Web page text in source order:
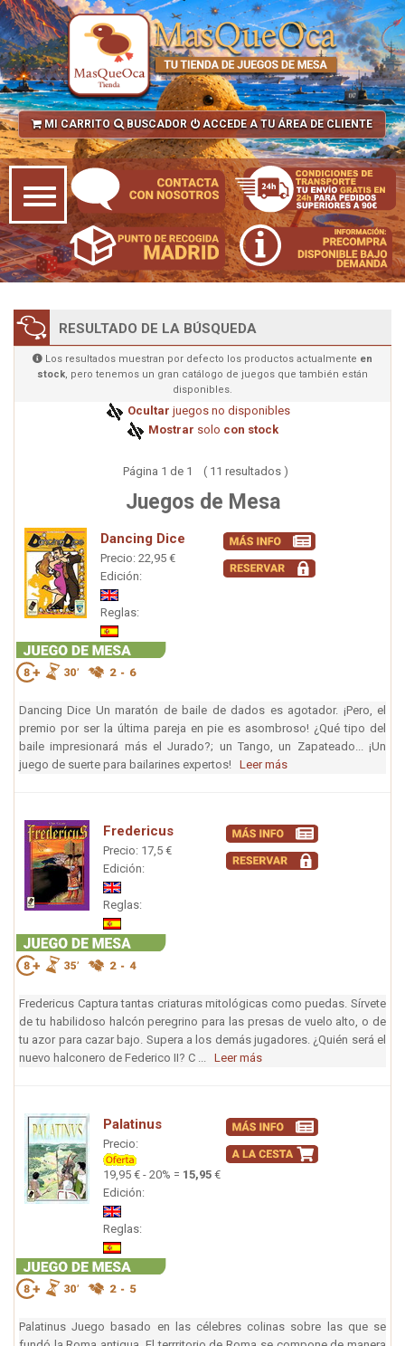
MI CARRITO BUSCADOR ACCEDE A TU ÁREA DE CLIENTE
RESULTADO DE LA BÚSQUEDA
Los resultados muestran por defecto los productos actualmente en
stock, pero tenemos un gran catálogo de juegos que también están
disponibles.
Ocultar juegos no disponibles
Mostrar solo con stock
Página 1 de 1 ( 11 resultados )
Juegos de Mesa
Dancing Dice
Precio: 22,95 €
Edición:
Reglas:
Dancing Dice Un maratón de baile de dados es agotador. ¡Pero, el
premio por ser la última pareja en pie es asombroso! ¿Qué tipo del
baile impresionará más el Jurado?; un Tango, un Zapateado... ¡Un
juego de suerte para bailarines expertos! Leer más
Fredericus
Precio: 17,5 €
Edición:
Reglas:
Fredericus Captura tantas criaturas mitológicas como puedas. Sírvete
de tu habilidoso halcón peregrino para las presas de vuelo alto, o de
tu azor para cazar bajo. Supera a los demás jugadores. ¿Quién será el
nuevo halconero de Federico II? C ... Leer más
Palatinus
Precio:
19,95 € - 20% = 15,95 €
Edición:
Reglas:
Palatinus Juego basado en las célebres colinas sobre las que se